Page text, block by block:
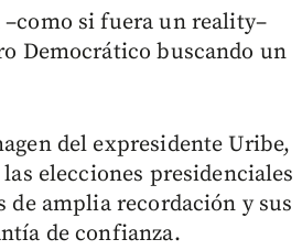
si fuera un reality–
Democrático buscando un
del expresidente Uribe,
elecciones presidenciales
de amplia recordación y sus
de confianza.